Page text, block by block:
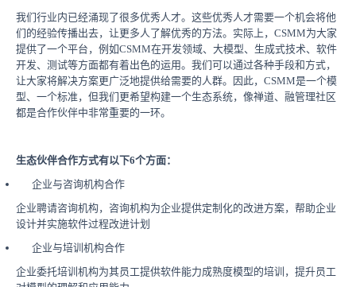
我们行业内已经涌现了很多优秀人才。这些优秀人才需要一个机会将他
们的经验传播出去，让更多人了解优秀的方法。实际上，CSMM为大家
提供了一个平台，例如CSMM在开发领域、大模型、生成式技术、软件
开发、测试等方面都有着出色的运用。我们可以通过各种手段和方式，
让大家将解决方案更广泛地提供给需要的人群。因此，CSMM是一个模
型、一个标准，但我们更希望构建一个生态系统，像禅道、融管理社区
都是合作伙伴中非常重要的一环。
生态伙伴合作方式有以下6个方面：
企业与咨询机构合作
企业聘请咨询机构，咨询机构为企业提供定制化的改进方案，帮助企业
设计并实施软件过程改进计划
企业与培训机构合作
企业委托培训机构为其员工提供软件能力成熟度模型的培训，提升员工